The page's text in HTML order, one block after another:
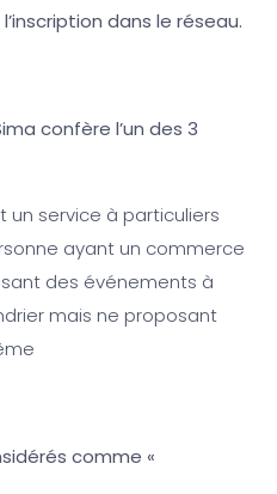
dans le réseau.
confère l’un des 3
un service à particuliers
ayant un commerce
des événements à
mais ne proposant
comme «